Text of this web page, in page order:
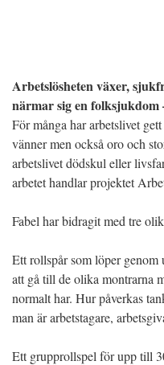
Arbetslösheten växer,
närmar sig en
För många har arbetslivet
vänner men också oro och
arbetslivet dödskul eller
arbetet handlar projektet
Fabel har bidragit med tre
Ett rollspår som löper
att gå till de olika montrarna
normalt har. Hur påverkas
man är arbetstagare,
Ett grupprollspel för upp till